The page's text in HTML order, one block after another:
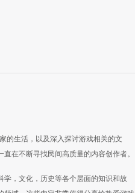
的生活，以及深入探讨游戏相关的文
在不断寻找民间高质量的内容创作者。
，文化，历史等各个层面的知识和故